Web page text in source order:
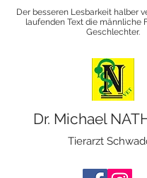
Der besseren Lesbarkeit halber
laufenden Text die männliche
Geschlechter.
Dr. Michael
Tierarzt